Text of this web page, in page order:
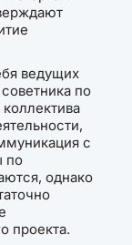
ведущих
по
с
по
однако
проекта.